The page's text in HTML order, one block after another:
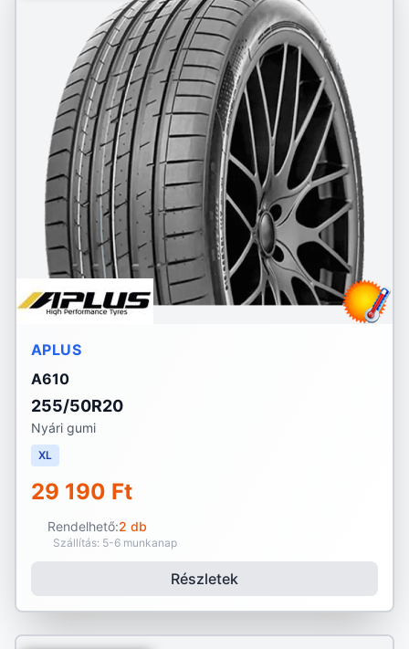
APLUS
A610
255/50R20
Nyári gumi
XL
29 190 Ft
Rendelhető:2 db
Szállítás: 5-6 munkanap
Részletek